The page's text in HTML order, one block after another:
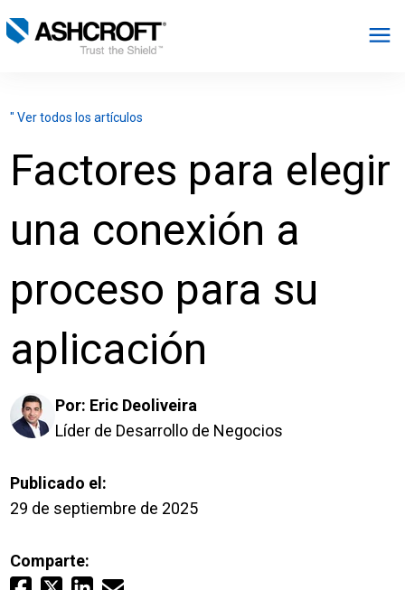
Recursos
Acerca de
Seleccionar región
Inicio de sesión
" Ver todos los artículos
Factores para elegir
una conexión a
proceso para su
aplicación
Por: Eric Deoliveira
Líder de Desarrollo de Negocios
Publicado el:
29 de septiembre de 2025
Comparte: